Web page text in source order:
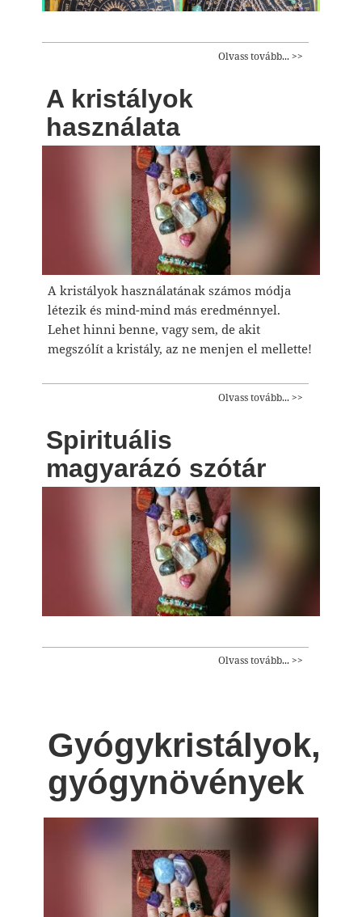
Olvass tovább... >>
A kristályok
használata
A kristályok használatának számos módja
létezik és mind-mind más eredménnyel.
Lehet hinni benne, vagy sem, de akit
megszólít a kristály, az ne menjen el mellette!
Olvass tovább... >>
Spirituális
magyarázó szótár
Olvass tovább... >>
Gyógykristályok,
gyógynövények